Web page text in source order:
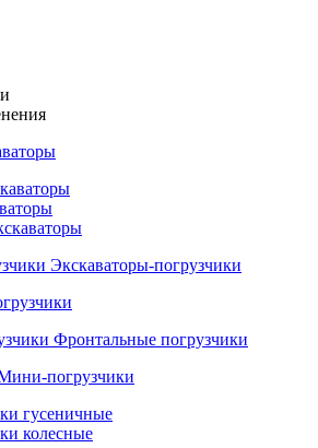
Экскаваторы-погрузчики
Фронтальные погрузчики
погрузчики
гусеничные
колесные